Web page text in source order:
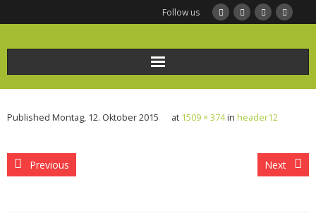
Follow us
Home
Frauengesundheit und Ernährung
Published Montag, 12. Oktober 2015 at 1509 × 374in header12
Previous Next